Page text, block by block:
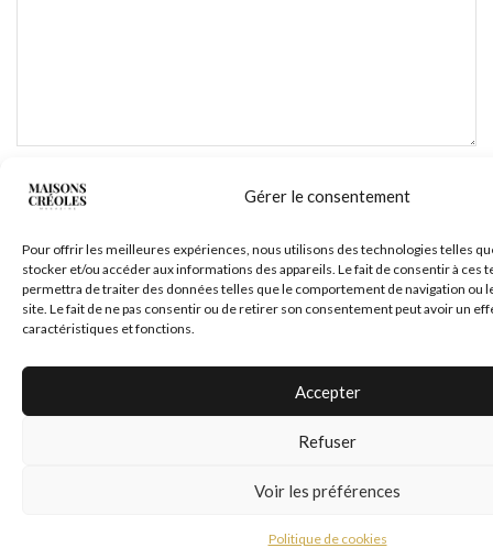
Gérer le consentement
Pour offrir les meilleures expériences, nous utilisons des technologies telles
stocker et/ou accéder aux informations des appareils. Le fait de consentir à ces
permettra de traiter des données telles que le comportement de navigation ou
site. Le fait de ne pas consentir ou de retirer son consentement peut avoir un
caractéristiques et fonctions.
Accepter
Refuser
Voir les préférences
Politique de cookies
Nom*
E-mail*